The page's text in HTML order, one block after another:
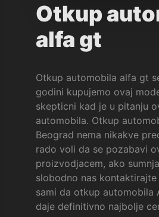
Otkup
alfa gt
Otkup automobila alfa gt
godini kupujemo ovaj
skepticni kad je u pitanju
automobila. Otkup
Beograd nema nikakve
rado voli da se pozabavi
proizvodjacem, ako
slobodno nas
sami da otkup automobila
daje definitivno najbolje